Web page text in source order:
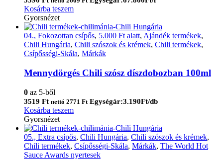
Kosárba teszem
Gyorsnézet
04., Fokozottan csípős, 5.000 Ft alatt, Ajándék termékek,
Chili Hungária, Chili szószok és krémek, Chili termékek,
Csípősségi-Skála, Márkák
Mennydörgés Chili szósz díszdobozban 100ml
0 az 5-ből
3519 Ft nettó 2771 Ft Egységár:3.190Ft/db
Kosárba teszem
Gyorsnézet
05., Extra csípős, Chili Hungária, Chili szószok és krémek,
Chili termékek, Csípősségi-Skála, Márkák, The World Hot
Sauce Awards nyertesek